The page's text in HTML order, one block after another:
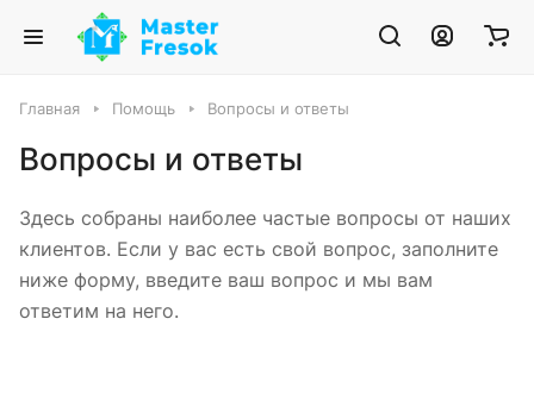
Главная Помощь Вопросы и ответы
Вопросы и ответы
Здесь собраны наиболее частые вопросы от наших
клиентов. Если у вас есть свой вопрос, заполните
ниже форму, введите ваш вопрос и мы вам
ответим на него.